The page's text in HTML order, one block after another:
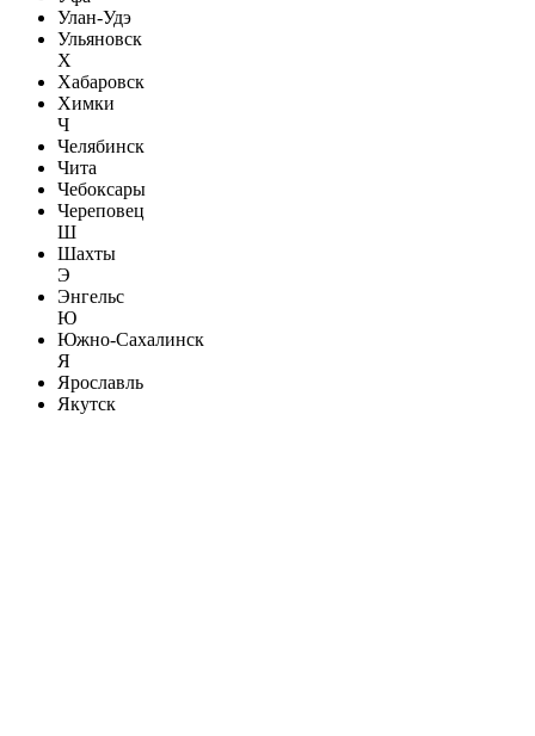
Улан-Удэ
Ульяновск
Х
Хабаровск
Химки
Ч
Челябинск
Чита
Чебоксары
Череповец
Ш
Шахты
Э
Энгельс
Ю
Южно-Сахалинск
Я
Ярославль
Якутск